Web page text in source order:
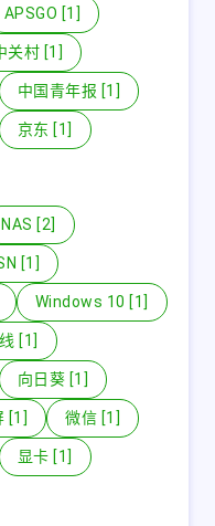
APSGO [1]
关村 [1]
中国青年报 [1]
京东 [1]
NAS [2]
[1]
Windows 10 [1]
[1]
向日葵 [1]
[1] 微信 [1]
显卡 [1]